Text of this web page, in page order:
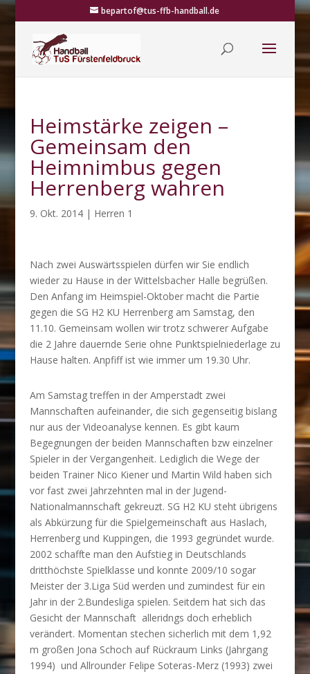
bepartof@tus-ffb-handball.de
Heimstärke zeigen –
Gemeinsam den
Heimnimbus gegen
Herrenberg wahren
9. Okt. 2014| Herren 1
Nach zwei Auswärtsspielen dürfen wir Sie endlich
wieder zu Hause in der Wittelsbacher Halle begrüßen.
Den Anfang im Heimspiel-Oktober macht die Partie
gegen die SG H2 KU Herrenberg am Samstag, den
11.10. Gemeinsam wollen wir trotz schwerer Aufgabe
die 2 Jahre dauernde Serie ohne Punktspielniederlage zu
Hause halten. Anpfiff ist wie immer um 19.30 Uhr.
Am Samstag treffen in der Amperstadt zwei
Mannschaften aufeinander, die sich gegenseitig bislang
nur aus der Videoanalyse kennen. Es gibt kaum
Begegnungen der beiden Mannschaften bzw einzelner
Spieler in der Vergangenheit. Lediglich die Wege der
beiden Trainer Nico Kiener und Martin Wild haben sich
vor fast zwei Jahrzehnten mal in der Jugend-
Nationalmannschaft gekreuzt. SG H2 KU steht übrigens
als Abkürzung für die Spielgemeinschaft aus Haslach,
Herrenberg und Kuppingen, die 1993 gegründet wurde.
2002 schaffte man den Aufstieg in Deutschlands
dritthöchste Spielklasse und konnte 2009/10 sogar
Meister der 3.Liga Süd werden und zumindest für ein
Jahr in der 2.Bundesliga spielen. Seitdem hat sich das
Gesicht der Mannschaft alleridngs doch erheblich
verändert. Momentan stechen sicherlich mit dem 1,92
m großen Jona Schoch auf Rückraum Links (Jahrgang
1994) und Allrounder Felipe Soteras-Merz (1993) zwei